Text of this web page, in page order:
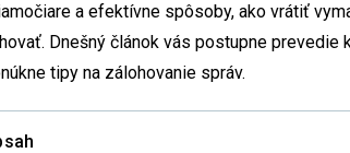
a efektívne spôsoby, ako vrátiť
Dnešný článok vás postupne prevedie
tipy na zálohovanie správ.